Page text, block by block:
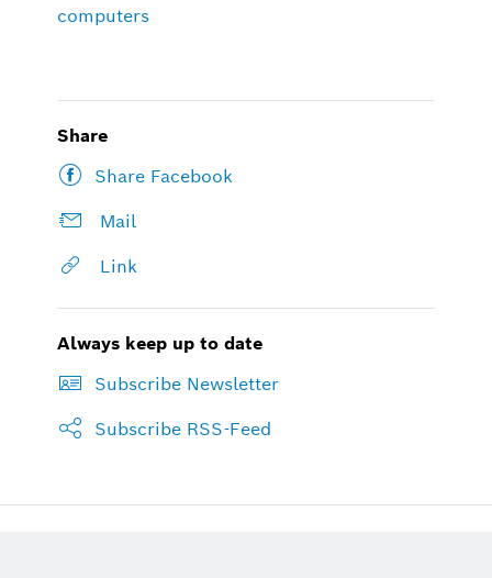
computers
Share
Share Facebook
Mail
Link
Always keep up to date
Subscribe Newsletter
Subscribe RSS-Feed